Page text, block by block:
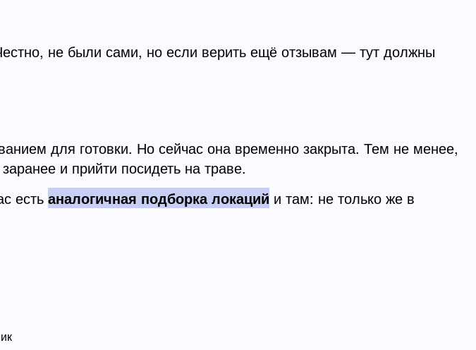
не были сами, но если верить ещё отзывам — тут должны
для готовки. Но сейчас она временно закрыта. Тем не менее,
и прийти посидеть на траве.
есть аналогичная подборка локаций и там: не только же в